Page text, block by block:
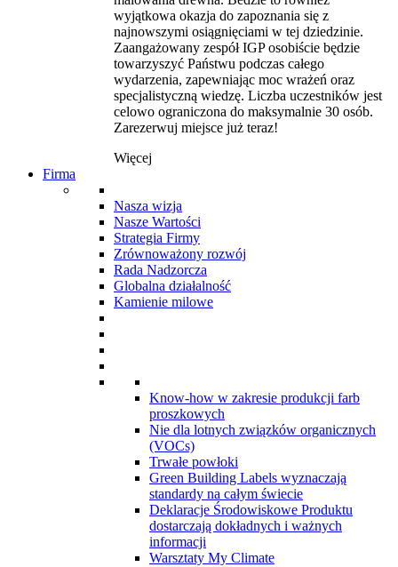
wyjątkowa okazja do zapoznania się z
najnowszymi osiągnięciami w tej dziedzinie.
Zaangażowany zespół IGP osobiście będzie
towarzyszyć Państwu podczas całego
wydarzenia, zapewniając moc wrażeń oraz
specjalistyczną wiedzę. Liczba uczestników jest
celowo ograniczona do maksymalnie 30 osób.
Zarezerwuj miejsce już teraz!
Więcej
Firma
Nasza wizja
Nasze Wartości
Strategia Firmy
Zrównoważony rozwój
Rada Nadzorcza
Globalna działalność
Kamienie milowe
Know-how w zakresie produkcji farb
proszkowych
Nie dla lotnych związków organicznych
(VOCs)
Trwałe powłoki
Green Building Labels wyznaczają
standardy na całym świecie
Deklaracje Środowiskowe Produktu
dostarczają dokładnych i ważnych
informacji
Warsztaty My Climate